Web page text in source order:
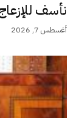
نأسف
أغسطس 7, 2026